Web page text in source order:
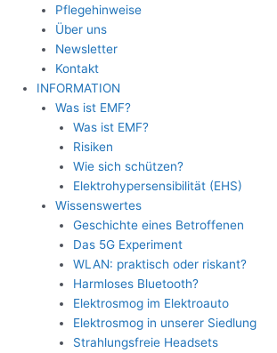
Pflegehinweise
Über uns
Newsletter
Kontakt
INFORMATION
Was ist EMF?
Was ist EMF?
Risiken
Wie sich schützen?
Elektrohypersensibilität (EHS)
Wissenswertes
Geschichte eines Betroffenen
Das 5G Experiment
WLAN: praktisch oder riskant?
Harmloses Bluetooth?
Elektrosmog im Elektroauto
Elektrosmog in unserer Siedlung
Strahlungsfreie Headsets